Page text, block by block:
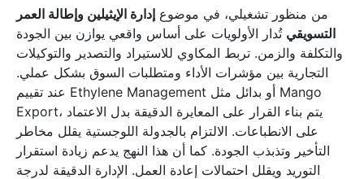
من منظور تشغيلي، في موضوع إدارة الإيثيلين وإطالة العمر
التسويقي تُدار الأولويات على أساس واقعي يوازن بين الجودة
والتكلفة والزمن. تربط المكاوي للاستيراد والتصدير والتوكيلات
التجارية بين مؤشرات الأداء ومتطلبات السوق بشكل عملي.
عند تقييم Ethylene Management أو بدائل مثل Mango
Export، يتم بناء القرار على المعايرة الدقيقة بدل الاعتماد
على الانطباعات. الالتزام بالجدولة اللوجستية يقلل مخاطر
التأخير وتذبذب الجودة. كما أن هذا النهج يدعم زيادة استقرار
التوريد ويقلل احتمالات إعادة العمل. الإدارة الدقيقة لدرجة